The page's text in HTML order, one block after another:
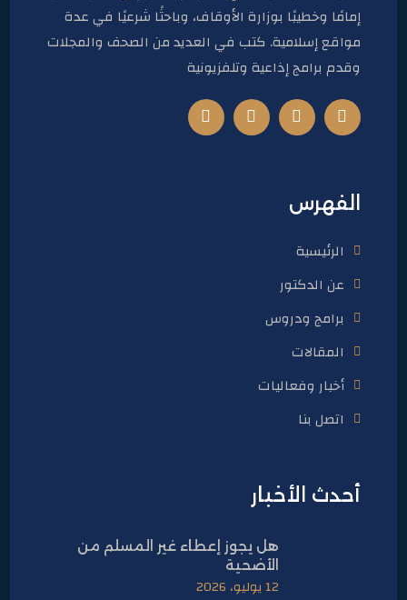
إمامًا وخطيبًا بوزارة الأوقاف، وباحثًا شرعيًا في عدة
مواقع إسلامية. كتب في العديد من الصحف والمجلات
وقدم برامج إذاعية وتلفزيونية
الفهرس
الرئيسية
عن الدكتور
برامج ودروس
المقالات
أخبار وفعاليات
اتصل بنا
أحدث الأخبار
هل يجوز إعطاء غير المسلم من
الأضحية
12 يوليو، 2026